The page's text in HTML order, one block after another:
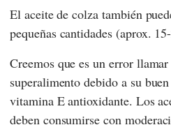
El aceite de colza también
pequeñas cantidades (aprox.
Creemos que es un error
superalimento debido a su
vitamina E antioxidante. Los
deben consumirse con